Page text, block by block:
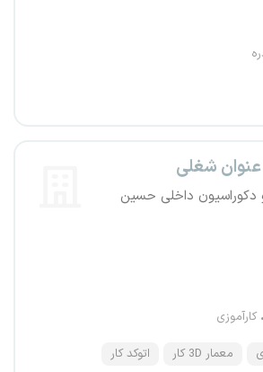
دکوراسیون داخلی حسین
کارآموزی
معمار 3D کار اتوکد کار